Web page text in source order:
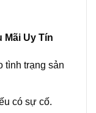
Mãi Uy Tín
tình trạng sản
có sự cố.